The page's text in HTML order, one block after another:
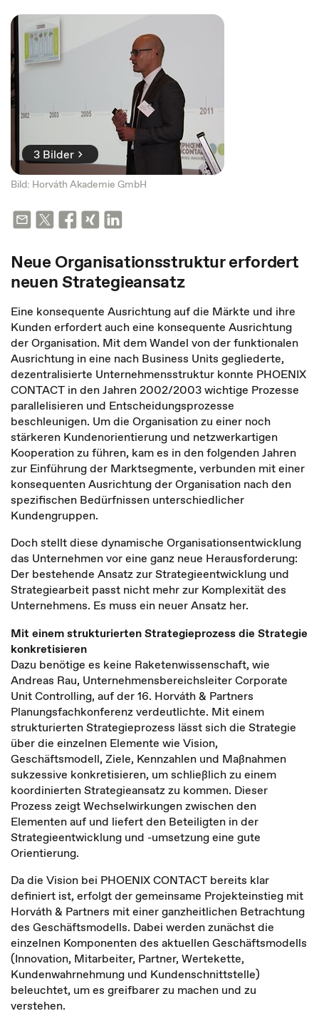
3 Bilder
Bild: Horváth Akademie GmbH
Neue Organisationsstruktur erfordert
neuen Strategieansatz
Eine konsequente Ausrichtung auf die Märkte und ihre
Kunden erfordert auch eine konsequente Ausrichtung
der Organisation. Mit dem Wandel von der funktionalen
Ausrichtung in eine nach Business Units gegliederte,
dezentralisierte Unternehmensstruktur konnte PHOENIX
CONTACT in den Jahren 2002/2003 wichtige Prozesse
parallelisieren und Entscheidungsprozesse
beschleunigen. Um die Organisation zu einer noch
stärkeren Kundenorientierung und netzwerkartigen
Kooperation zu führen, kam es in den folgenden Jahren
zur Einführung der Marktsegmente, verbunden mit einer
konsequenten Ausrichtung der Organisation nach den
spezifischen Bedürfnissen unterschiedlicher
Kundengruppen.
Doch stellt diese dynamische Organisationsentwicklung
das Unternehmen vor eine ganz neue Herausforderung:
Der bestehende Ansatz zur Strategieentwicklung und
Strategiearbeit passt nicht mehr zur Komplexität des
Unternehmens. Es muss ein neuer Ansatz her.
Mit einem strukturierten Strategieprozess die Strategie
konkretisieren
Dazu benötige es keine Raketenwissenschaft, wie
Andreas Rau, Unternehmensbereichsleiter Corporate
Unit Controlling, auf der 16. Horváth & Partners
Planungsfachkonferenz verdeutlichte. Mit einem
strukturierten Strategieprozess lässt sich die Strategie
über die einzelnen Elemente wie Vision,
Geschäftsmodell, Ziele, Kennzahlen und Maßnahmen
sukzessive konkretisieren, um schließlich zu einem
koordinierten Strategieansatz zu kommen. Dieser
Prozess zeigt Wechselwirkungen zwischen den
Elementen auf und liefert den Beteiligten in der
Strategieentwicklung und -umsetzung eine gute
Orientierung.
Da die Vision bei PHOENIX CONTACT bereits klar
definiert ist, erfolgt der gemeinsame Projekteinstieg mit
Horváth & Partners mit einer ganzheitlichen Betrachtung
des Geschäftsmodells. Dabei werden zunächst die
einzelnen Komponenten des aktuellen Geschäftsmodells
(Innovation, Mitarbeiter, Partner, Wertekette,
Kundenwahrnehmung und Kundenschnittstelle)
beleuchtet, um es greifbarer zu machen und zu
verstehen.